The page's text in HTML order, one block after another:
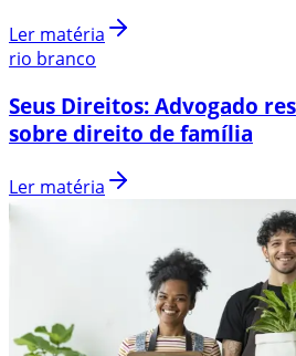
Ler matéria
rio branco
Seus Direitos: Advogado
sobre direito de família
Ler matéria